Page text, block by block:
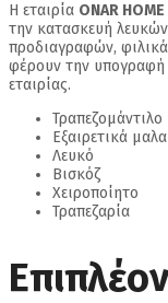
Η εταιρία ONAR HOME
την κατασκευή
προδιαγραφών,
φέρουν την υπογραφή
εταιρίας.
Εξαιρετικά
Λευκό
Βισκόζ
Χειροποίητο
Τραπεζαρία